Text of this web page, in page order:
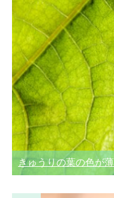
きゅうりの葉の色が